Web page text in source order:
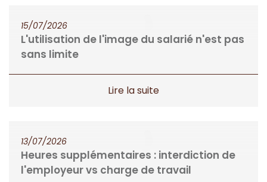
L'utilisation de l'image du salarié n'est pas
sans limite
15/07/2026
Heures supplémentaires : interdiction de
l'employeur vs charge de travail
13/07/2026